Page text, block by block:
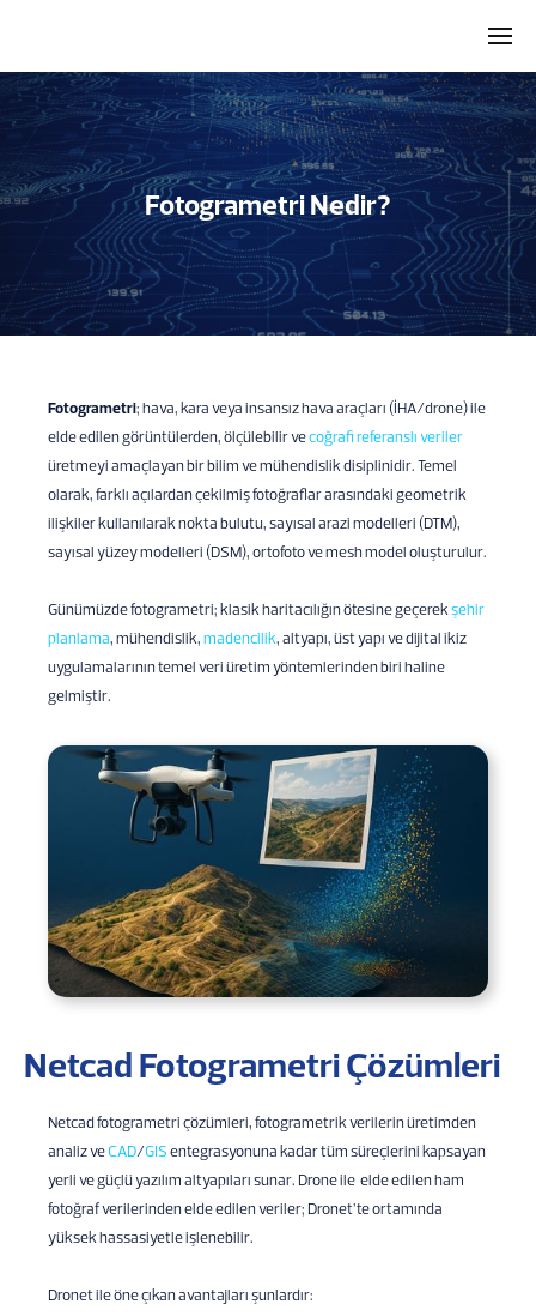
Fotogrametri Nedir?
Fotogrametri; hava, kara veya insansız hava araçları (İHA/drone) ile
elde edilen görüntülerden, ölçülebilir vecoğrafi referanslı veriler
üretmeyi amaçlayan bir bilim ve mühendislik disiplinidir. Temel
olarak, farklı açılardan çekilmiş fotoğraflar arasındaki geometrik
ilişkiler kullanılarak nokta bulutu, sayısal arazi modelleri (DTM),
sayısal yüzey modelleri (DSM), ortofoto ve mesh model oluşturulur.
Günümüzde fotogrametri; klasik haritacılığın ötesine geçerekşehir
planlama, mühendislik,madencilik, altyapı, üst yapı ve dijital ikiz
uygulamalarının temel veri üretim yöntemlerinden biri haline
gelmiştir.
Netcad Fotogrametri Çözümleri
Netcad fotogrametri çözümleri, fotogrametrik verilerin üretimden
analiz veCAD/GISentegrasyonuna kadar tüm süreçlerini kapsayan
yerli ve güçlü yazılım altyapıları sunar. Drone ile elde edilen ham
fotoğraf verilerinden elde edilen veriler; Dronet’te ortamında
yüksek hassasiyetle işlenebilir.
Dronet ile öne çıkan avantajları şunlardır: